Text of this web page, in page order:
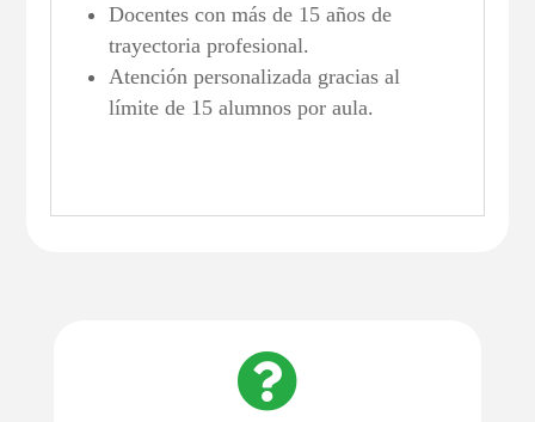
Docentes con más de 15 años de
trayectoria profesional.
Atención personalizada gracias al
límite de 15 alumnos por aula.
